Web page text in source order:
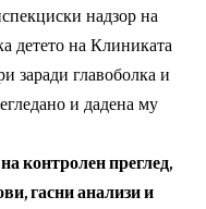
надзор на
детето на Клиниката
заради главоболка и
и дадена му
контролен преглед,
гасни анализи и